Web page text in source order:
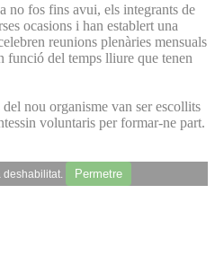
no fos fins avui, els integrants de
ocasions i han establert una
reunions plenàries mensuals
funció del temps lliure que tenen
nou organisme van ser escollits
voluntaris per formar-ne part.
Permetre